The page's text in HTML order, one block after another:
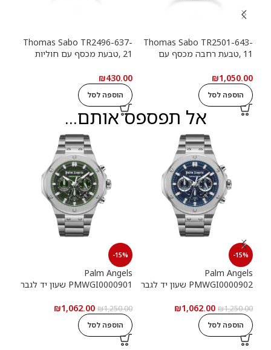
Thomas Sabo TR2501-643-
11 ,טבעת רחבה מכסף עם
₪1,050.00
הוספה לסל
Thomas Sabo TR2496-637-
21 ,טבעת מכסף עם חוליות
₪430.00
הוספה לסל
אל תפספס אותם...
-15%
Palm Angels
PMWGI0000902 שעון יד לגבר
₪1,250.00
₪1,062.00
הוספה לסל
-15%
Palm Angels
PMWGI0000901 שעון יד לגבר
₪1,250.00
₪1,062.00
הוספה לסל